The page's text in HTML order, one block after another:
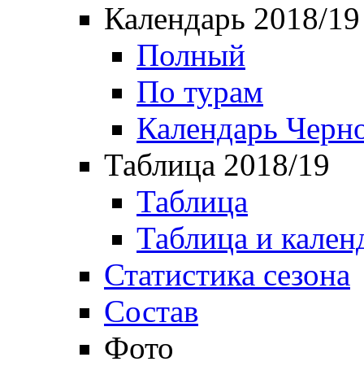
Календарь 2018/19
Полный
По турам
Календарь
Таблица 2018/19
Таблица
Таблица и
Статистика сезона
Состав
Фото